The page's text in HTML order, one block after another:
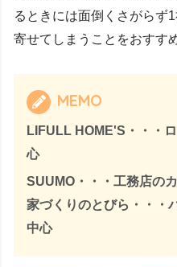
るときには面倒くさがらず
寄せてしまうことをおすす
MEMO
LIFULL HOME'S・・・
心
SUUMO・・・工務店の
家づくりのとびら・・・
中心